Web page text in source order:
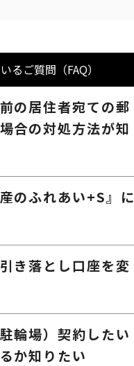
るご質問（FAQ）
の居住者宛ての郵
合の対処方法が知
のふれあい+S』に
き落とし口座を変
輪場）契約したい
か知りたい